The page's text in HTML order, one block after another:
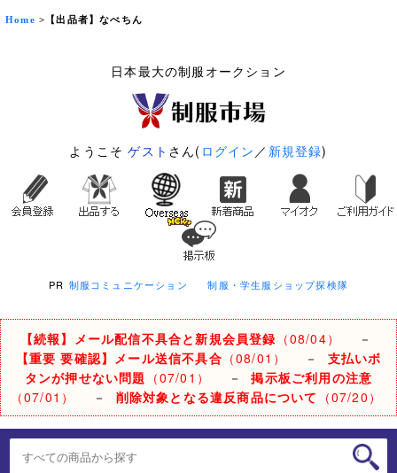
Home >【出品者】なべちん
日本最大の制服オークション
ようこそゲスト さん( ログイン ／ 新規登録)
PR 制服コミュニケーション 制服・学生服ショップ探検隊
【続報】メール配信不具合と新規会員登録 （08/04）
－
【重要 要確認】メール送信不具合 （08/01） － 支払いボ
タンが押せない問題 （07/01） －掲示板ご利用の注意
（07/01）
－ 削除対象となる違反商品について （07/20）